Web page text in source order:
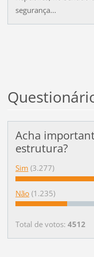
segurança...
Acha
estrutura?
Sim (3.277)
Não (1.235)
Total de votos: 4512